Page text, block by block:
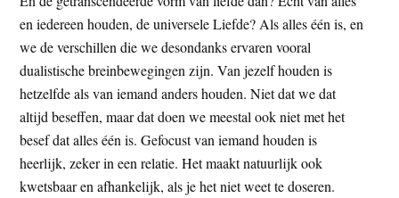
en iedereen houden, de universele Liefde? Als alles één is, en
we de verschillen die we desondanks ervaren vooral
dualistische breinbewegingen zijn. Van jezelf houden is
hetzelfde als van iemand anders houden. Niet dat we dat
altijd beseffen, maar dat doen we meestal ook niet met het
besef dat alles één is. Gefocust van iemand houden is
heerlijk, zeker in een relatie. Het maakt natuurlijk ook
kwetsbaar en afhankelijk, als je het niet weet te doseren.